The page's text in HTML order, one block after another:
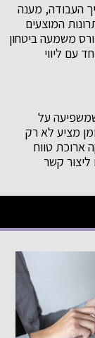
העבודה, מענה
המוצעים
משמעה ביטחון
עם ליווי
על
מציע לא רק
ארוכת טווח
ליצור קשר